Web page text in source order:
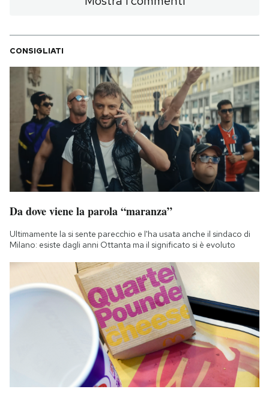
CONSIGLIATI
Da dove viene la parola “maranza”
Ultimamente la si sente parecchio e l'ha usata anche il sindaco di
Milano: esiste dagli anni Ottanta ma il significato si è evoluto